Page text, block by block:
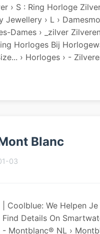
› S : Ring Horloge
Jewellery › L ›
Dames › _zilver
Horloges Bij
› Horloges › -
Blanc
03
Coolblue: We Helpen
Details On
Montblanc® NL ›